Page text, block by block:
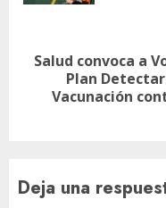
Siguiente
entrada:
Salud convoca a
Plan
Vacunación
Deja una